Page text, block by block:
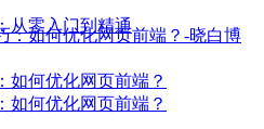
从零入门到精通
如何优化网页前端？
如何优化网页前端？